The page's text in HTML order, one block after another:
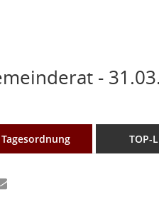
-
Tagesordnung TOP-